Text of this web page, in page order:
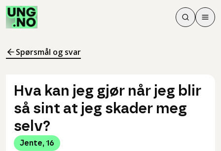
Søk
Søk
Meny
Spørsmål og svar
Hva kan jeg gjør når jeg blir
så sint at jeg skader meg
selv?
Jente, 16